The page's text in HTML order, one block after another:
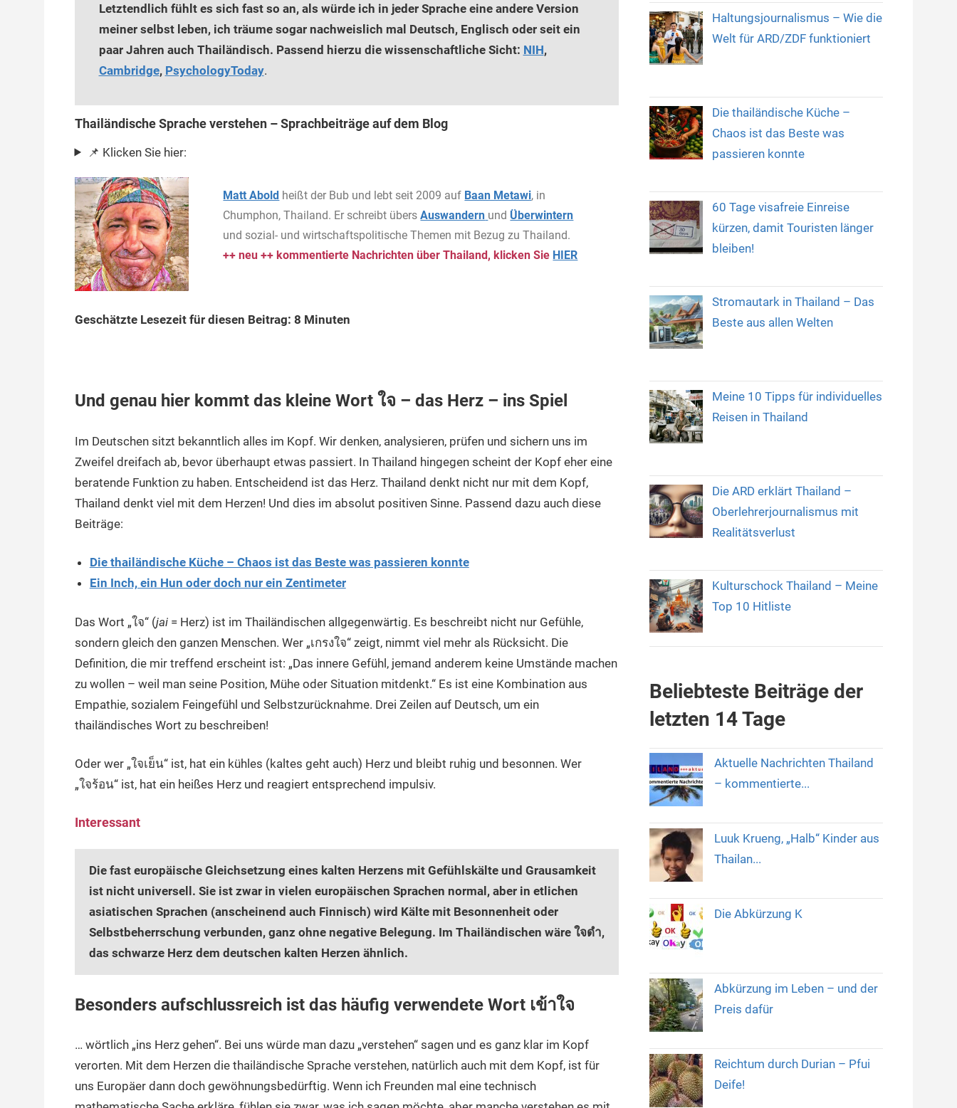
Letztendlich fühlt es sich fast so an, als würde ich in jeder Sprache eine andere Version
meiner selbst leben, ich träume sogar nachweislich mal Deutsch, Englisch oder seit ein
paar Jahren auch Thailändisch. Passend hierzu die wissenschaftliche Sicht: NIH,
Cambridge, PsychologyToday.
Thailändische Sprache verstehen – Sprachbeiträge auf dem Blog
📌 Klicken Sie hier:
Matt Abold heißt der Bub und lebt seit 2009 auf Baan Metawi, in
Chumphon, Thailand. Er schreibt übersAuswandern und Überwintern
und sozial- und wirtschaftspolitische Themen mit Bezug zu Thailand.
++ neu ++ kommentierte Nachrichten über Thailand, klicken Sie HIER
Geschätzte Lesezeit für diesen Beitrag: 8 Minuten
Und genau hier kommt das kleine Wort ใจ – das Herz – ins Spiel
Im Deutschen sitzt bekanntlich alles im Kopf. Wir denken, analysieren, prüfen und sichern uns im
Zweifel dreifach ab, bevor überhaupt etwas passiert. In Thailand hingegen scheint der Kopf eher eine
beratende Funktion zu haben. Entscheidend ist das Herz. Thailand denkt nicht nur mit dem Kopf,
Thailand denkt viel mit dem Herzen! Und dies im absolut positiven Sinne. Passend dazu auch diese
Beiträge:
Die thailändische Küche – Chaos ist das Beste was passieren konnte
Ein Inch, ein Hun oder doch nur ein Zentimeter
Das Wort „ใจ“ (jai= Herz) ist im Thailändischen allgegenwärtig. Es beschreibt nicht nur Gefühle,
sondern gleich den ganzen Menschen. Wer „เกรงใจ“ zeigt, nimmt viel mehr als Rücksicht. Die
Definition, die mir treffend erscheint ist: „Das innere Gefühl, jemand anderem keine Umstände machen
zu wollen – weil man seine Position, Mühe oder Situation mitdenkt.“ Es ist eine Kombination aus
Empathie, sozialem Feingefühl und Selbstzurücknahme. Drei Zeilen auf Deutsch, um ein
thailändisches Wort zu beschreiben!
Oder wer „ใจเย็น“ ist, hat ein kühles (kaltes geht auch) Herz und bleibt ruhig und besonnen. Wer
„ใจร้อน“ ist, hat ein heißes Herz und reagiert entsprechend impulsiv.
Interessant
Die fast europäische Gleichsetzung eines kalten Herzens mit Gefühlskälte und Grausamkeit
ist nicht universell. Sie ist zwar in vielen europäischen Sprachen normal, aber in etlichen
asiatischen Sprachen (anscheinend auch Finnisch) wird Kälte mit Besonnenheit oder
Selbstbeherrschung verbunden, ganz ohne negative Belegung. Im Thailändischen wäre ใจดำ,
das schwarze Herz dem deutschen kalten Herzen ähnlich.
Besonders aufschlussreich ist das häufig verwendete Wort เข้าใจ
… wörtlich „ins Herz gehen“. Bei uns würde man dazu „verstehen“ sagen und es ganz klar im Kopf
verorten. Mit dem Herzen die thailändische Sprache verstehen, natürlich auch mit dem Kopf, ist für
uns Europäer dann doch gewöhnungsbedürftig. Wenn ich Freunden mal eine technisch
Haltungsjournalismus – Wie die
Welt für ARD/ZDF funktioniert
Die thailändische Küche –
Chaos ist das Beste was
passieren konnte
60 Tage visafreie Einreise
kürzen, damit Touristen länger
bleiben!
Stromautark in Thailand – Das
Beste aus allen Welten
Meine 10 Tipps für individuelles
Reisen in Thailand
Die ARD erklärt Thailand –
Oberlehrerjournalismus mit
Realitätsverlust
Kulturschock Thailand – Meine
Top 10 Hitliste
Beliebteste Beiträge der
letzten 14 Tage
Aktuelle Nachrichten Thailand
– kommentierte...
Luuk Krueng, „Halb“ Kinder aus
Thailan...
Die Abkürzung K
Abkürzung im Leben – und der
Preis dafür
Reichtum durch Durian – Pfui
Deife!